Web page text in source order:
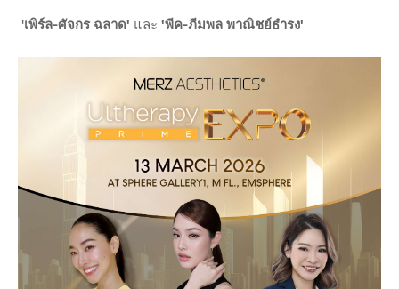
'เพิร์ล-ศัจกร ฉลาด' และ 'พีค-ภีมพล พาณิชย์ธำรง'